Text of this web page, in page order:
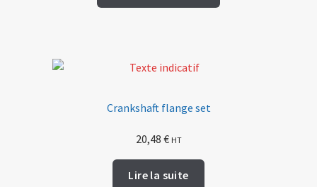
Crankshaft flange set
20,48 € HT
Lire la suite